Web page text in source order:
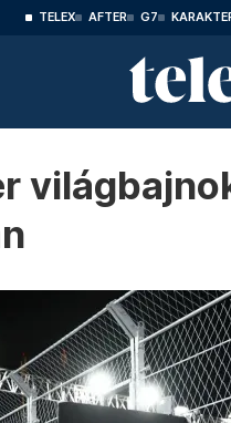
TELEX AFTER G7